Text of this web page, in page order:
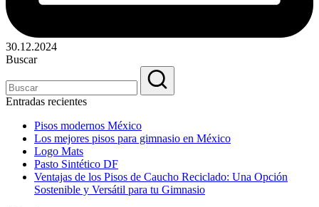
30.12.2024
Buscar
Entradas recientes
Pisos modernos México
Los mejores pisos para gimnasio en México
Logo Mats
Pasto Sintético DF
Ventajas de los Pisos de Caucho Reciclado: Una Opción
Sostenible y Versátil para tu Gimnasio